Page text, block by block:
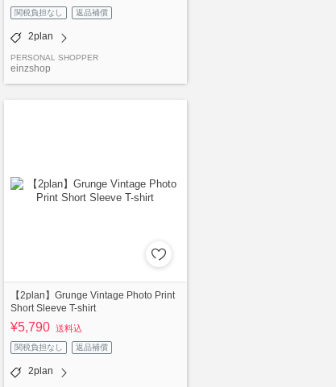
関税負担なし 返品補償
2plan
PERSONAL SHOPPER
einzshop
【2plan】Grunge Vintage Photo Print
Short Sleeve T-shirt
¥5,790 送料込
関税負担なし 返品補償
2plan